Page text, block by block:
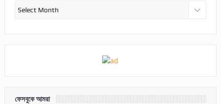
আর্কাইভ
ফেসবুকে আমরা